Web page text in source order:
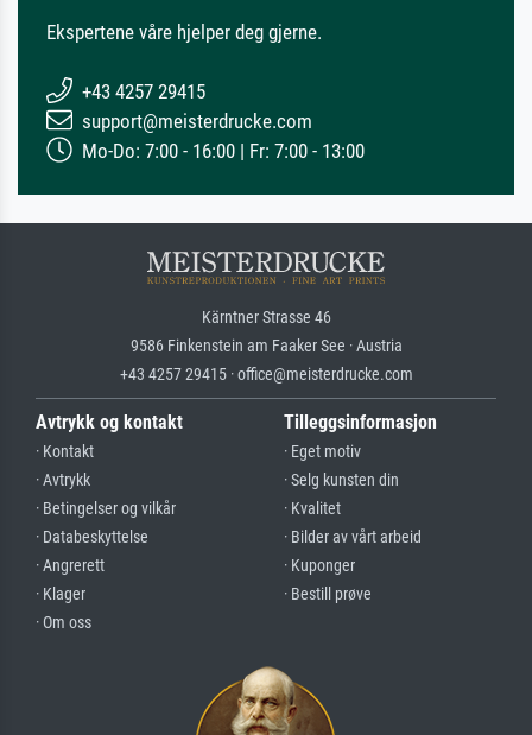
Ekspertene våre hjelper deg gjerne.
+43 4257 29415
support@meisterdrucke.com
Mo-Do: 7:00 - 16:00 | Fr: 7:00 - 13:00
Kärntner Strasse 46
9586 Finkenstein am Faaker See · Austria
+43 4257 29415 · office@meisterdrucke.com
Avtrykk og kontakt
· Kontakt
· Avtrykk
· Betingelser og vilkår
· Databeskyttelse
· Angrerett
· Klager
· Om oss
Tilleggsinformasjon
· Eget motiv
· Selg kunsten din
· Kvalitet
· Bilder av vårt arbeid
· Kuponger
· Bestill prøve